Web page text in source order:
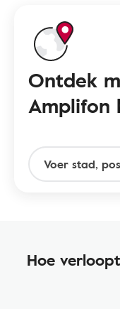
Ontdek
Amplifon
Hoe